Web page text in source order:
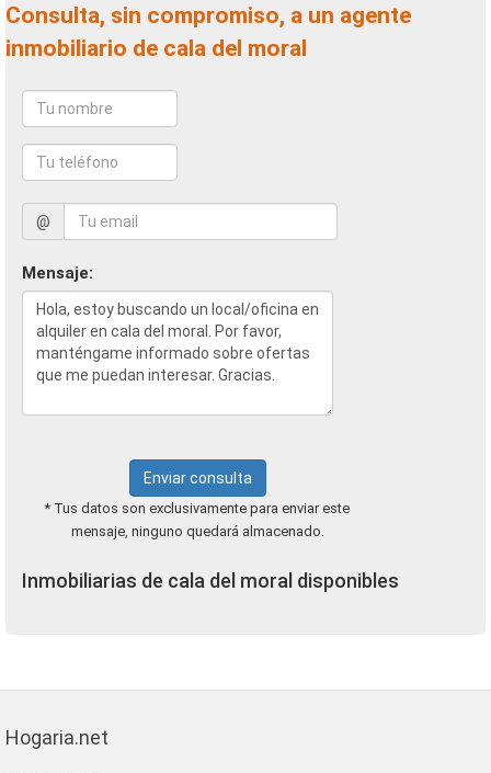
Consulta, sin compromiso, a un agente
inmobiliario de cala del moral
@
Mensaje:
Enviar consulta
* Tus datos son exclusivamente para enviar este
mensaje, ninguno quedará almacenado.
Inmobiliarias de cala del moral disponibles
Hogaria.net